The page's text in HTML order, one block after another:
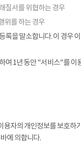
질서를 위협하는 경우
위를 하는 경우
을 말소합니다. 이 경우
1년 동안 "서비스"를 이
자의 개인정보를 보호하
에 의합니다.